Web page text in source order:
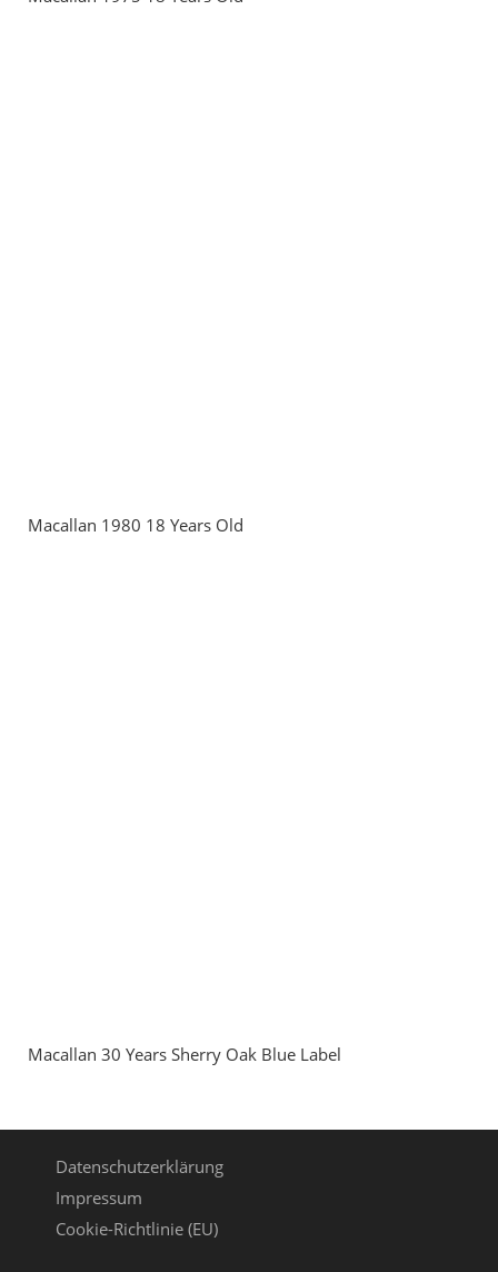
Macallan 1980 18 Years Old
Macallan 30 Years Sherry Oak Blue Label
Datenschutzerklärung
Impressum
Cookie-Richtlinie (EU)